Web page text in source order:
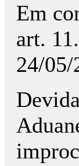
Em
art.
24/05/